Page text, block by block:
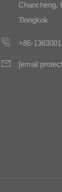
Chancheng,
Tiongkok
+86-
[email